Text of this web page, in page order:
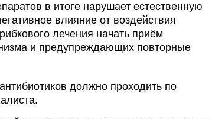
в итоге нарушает естественную
влияние от воздействия
лечения начать приём
и предупреждающих повторные
должно проходить по